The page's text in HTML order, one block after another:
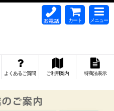
メニュー
カート
よくあるご質問 ご利用案内 特商法表示